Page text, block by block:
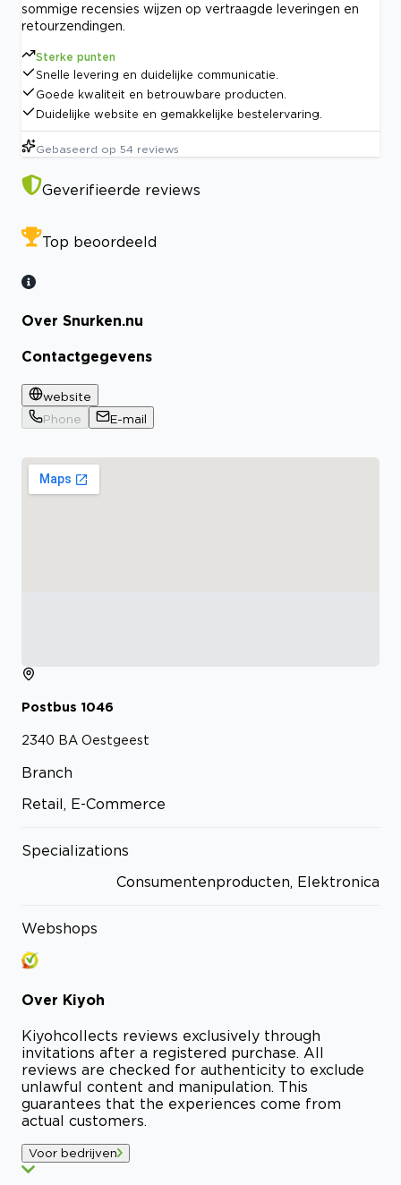
sommige recensies wijzen op vertraagde leveringen en
retourzendingen.
Sterke punten
Snelle levering en duidelijke communicatie.
Goede kwaliteit en betrouwbare producten.
Duidelijke website en gemakkelijke bestelervaring.
Gebaseerd op 54 reviews
Geverifieerde reviews
Top beoordeeld
Over Snurken.nu
Contactgegevens
website
Phone
E-mail
Postbus 1046
2340 BA Oestgeest
Branch
Retail, E-Commerce
Specializations
Consumentenproducten, Elektronica
Webshops
Over Kiyoh
Kiyohcollects reviews exclusively through
invitations after a registered purchase. All
reviews are checked for authenticity to exclude
unlawful content and manipulation. This
guarantees that the experiences come from
actual customers.
Voor bedrijven